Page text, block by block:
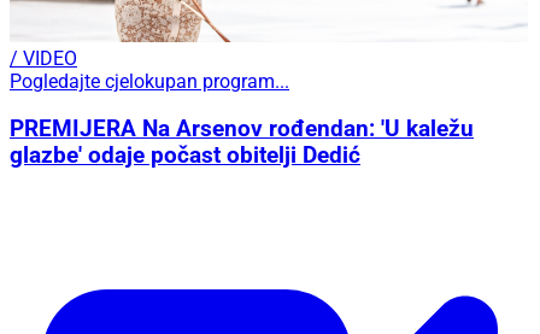
/ VIDEO
Pogledajte cjelokupan program...
PREMIJERA Na Arsenov rođendan: 'U kaležu
glazbe' odaje počast obitelji Dedić